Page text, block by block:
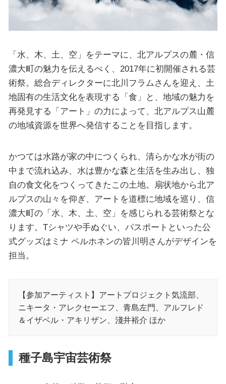
「水、木、土、空」をテーマに、北アルプスの麓・信
濃大町の魅力を伝えるべく、2017年に初開催される芸
術祭。総合ディレクターに北川フラムさんを迎え、土
地固有の生活文化を表現する「食」と、地域の魅力を
再発見する「アート」の力によって、北アルプス山麓
の地域資源を世界へ発信することを目指します。
かつては水路が家の中につくられ、清らかな水が街の
中まで流れ込み、水は豊かな森と生活を生み出し、独
自の食文化をつくってきたこの土地。扇状地から北ア
ルプスの山々を仰ぎ、アートを道標に地域を巡り、信
濃大町の「水、木、土、空」を感じられる芸術祭とな
ります。Tシャツや手ぬぐい、パスポートといった公
式グッズはミナ ペルホネンの皆川明さんがデザインを
担当。
【参加アーティスト】アートプロジェクト気流部、
ニキータ・アレクセーエフ、青島左門、アルフレド
＆イザベル・アキリザン、淺井裕介 ほか
種子島宇宙芸術祭